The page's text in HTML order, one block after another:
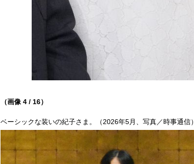
（画像 4 / 16）
ベーシックな装いの紀子さま。（2026年5月、写真／時事通信）